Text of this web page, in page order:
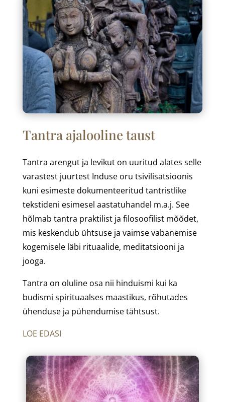
Tantra ajalooline taust
Tantra arengut ja levikut on uuritud alates selle
varastest juurtest Induse oru tsivilisatsioonis
kuni esimeste dokumenteeritud tantristlike
tekstideni esimesel aastatuhandel m.a.j. See
hõlmab tantra praktilist ja filosoofilist mõõdet,
mis keskendub ühtsuse ja vaimse vabanemise
kogemisele läbi rituaalide, meditatsiooni ja
jooga.
Tantra on oluline osa nii hinduismi kui ka
budismi spirituaalses maastikus, rõhutades
ühenduse ja pühendumise tähtsust.
LOE EDASI